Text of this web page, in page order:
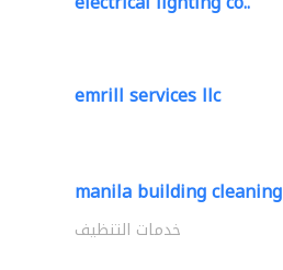
emrill services llc
manila building cleaning
خدمات التنظيف